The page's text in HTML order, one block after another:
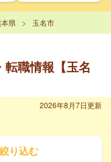
県 玉名市
職情報【玉名
2026年8月7日更新
り込む